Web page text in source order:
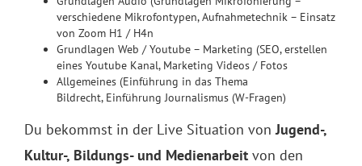
verschiedene Mikrofontypen, Aufnahmetechnik – Einsatz
von Zoom H1 / H4n
Grundlagen Web / Youtube – Marketing (SEO, erstellen
eines Youtube Kanal, Marketing Videos / Fotos
Allgemeines (Einführung in das Thema
Bildrecht, Einführung Journalismus (W-Fragen)
Du bekommst in der Live Situation vonJugend-,
Kultur-, Bildungs- und Medienarbeitvon den